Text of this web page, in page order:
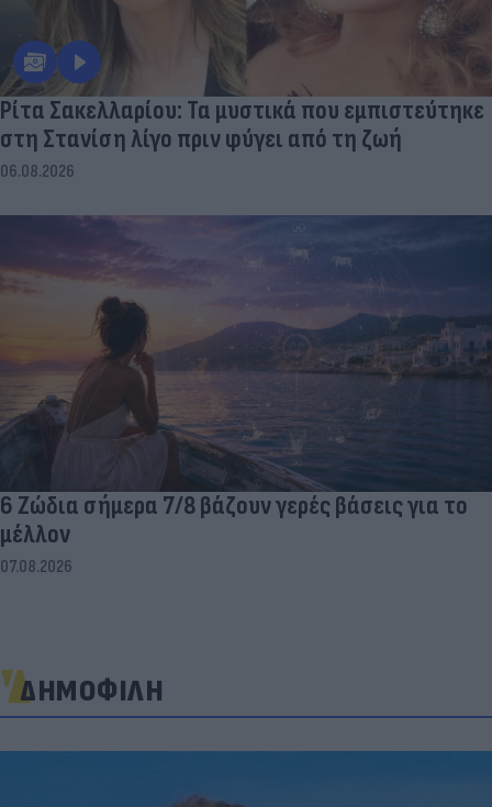
Ρίτα Σακελλαρίου: Τα μυστικά που εμπιστεύτηκε
στη Στανίση λίγο πριν φύγει από τη ζωή
06.08.2026
6 Ζώδια σήμερα 7/8 βάζουν γερές βάσεις για το
μέλλον
07.08.2026
ΔΗΜΟΦΙΛΗ